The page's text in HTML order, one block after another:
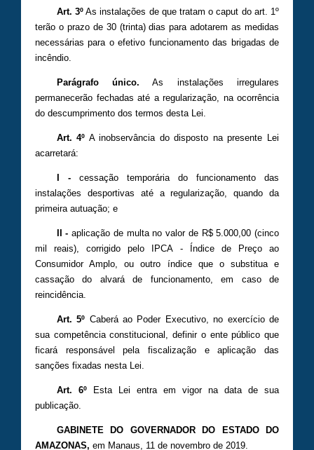
Art. 3ºAs instalações de que tratam o caput do art. 1º
terão o prazo de 30 (trinta) dias para adotarem as medidas
necessárias para o efetivo funcionamento das brigadas de
incêndio.
Parágrafo único. As instalações irregulares
permanecerão fechadas até a regularização, na ocorrência
do descumprimento dos termos desta Lei.
Art. 4º A inobservância do disposto na presente Lei
acarretará:
I -cessação temporária do funcionamento das
instalações desportivas até a regularização, quando da
primeira autuação; e
II - aplicação de multa no valor de R$ 5.000,00 (cinco
mil reais), corrigido pelo IPCA - Índice de Preço ao
Consumidor Amplo, ou outro índice que o substitua e
cassação do alvará de funcionamento, em caso de
reincidência.
Art. 5º Caberá ao Poder Executivo, no exercício de
sua competência constitucional, definir o ente público que
ficará responsável pela fiscalização e aplicação das
sanções fixadas nesta Lei.
Art. 6ºEsta Lei entra em vigor na data de sua
publicação.
GABINETE DO GOVERNADOR DO ESTADO DO
AMAZONAS, em Manaus, 11 de novembro de 2019.